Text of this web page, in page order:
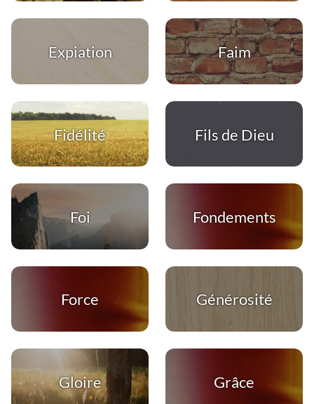
Expiation Faim
Fidélité Fils de Dieu
Foi Fondements
Force Générosité
Gloire Grâce